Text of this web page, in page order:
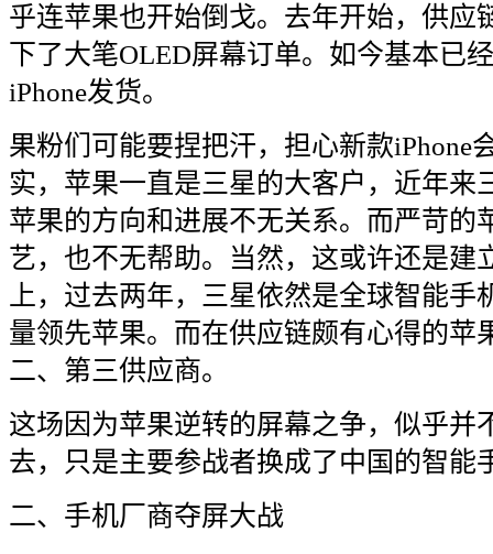
乎连苹果也开始倒戈。去年开始，供应
下了大笔OLED屏幕订单。如今基本已
iPhone发货。
果粉们可能要捏把汗，担心新款iPhone
实，苹果一直是三星的大客户，近年来
苹果的方向和进展不无关系。而严苛的
艺，也不无帮助。当然，这或许还是建
上，过去两年，三星依然是全球智能
量领先苹果。而在供应链颇有心得的苹
二、第三供应商。
这场因为苹果逆转的屏幕之争，似乎并
去，只是主要参战者换成了中国的智能
二、手机厂商夺屏大战